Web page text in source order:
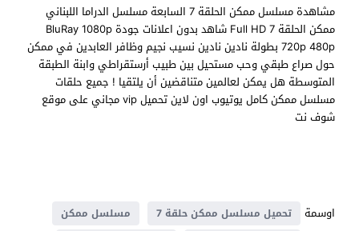
مشاهدة مسلسل ممكن الحلقة 7 السابعة مسلسل الدراما اللبناني
ممكن الحلقة 7 Full HD شاهد بدون اعلانات جودة BluRay 1080p
720p 480p بطولة نادين نادين نسيب نجيم وظافر العابدين في ممكن
حول صراع طبقي وحب مستحيل بين طبيب أرستقراطي وابنة الطبقة
المتوسطة هل يمكن لعالمين متناقضين أن يلتقيا ! جميع حلقات
مسلسل ممكن كامل يوتيوب اون لاين تحميل vip مجاني على موقع
شوف نت
اوسمة تحميل مسلسل ممكن حلقة 7
مسلسل ممكن